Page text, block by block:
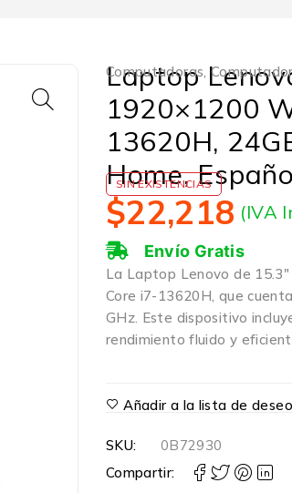
Computadoras,
Laptop
1920×1200
13620H,
Home,
SIN EXISTENCIAS
$22,218 (IVA
Envío Gratis
La Laptop Lenovo de
Core i7-13620H, que
GHz. Este dispositivo
rendimiento fluido y
Añadir a la lista de
SKU:
0B72930
Compartir: